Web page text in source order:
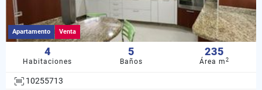
Apartamento Venta
4
Habitaciones
5
Baños
235
Área m2
10255713